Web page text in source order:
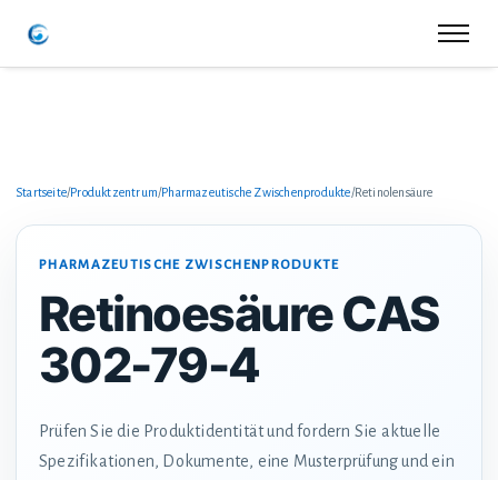
Startseite/Produktzentrum/Pharmazeutische Zwischenprodukte/Retinolensäure
PHARMAZEUTISCHE ZWISCHENPRODUKTE
Retinoesäure CAS
302-79-4
Prüfen Sie die Produktidentität und fordern Sie aktuelle
Spezifikationen, Dokumente, eine Musterprüfung und ein